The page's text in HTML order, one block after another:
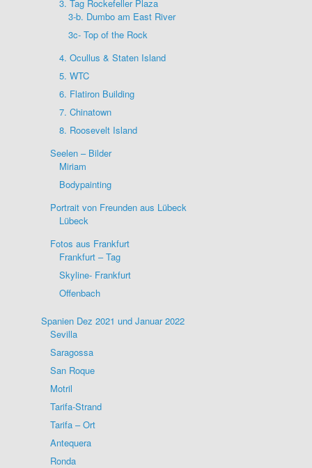
3. Tag Rockefeller Plaza
3-b. Dumbo am East River
3c- Top of the Rock
4. Ocullus & Staten Island
5. WTC
6. Flatiron Building
7. Chinatown
8. Roosevelt Island
Seelen – Bilder
Miriam
Bodypainting
Portrait von Freunden aus Lübeck
Lübeck
Fotos aus Frankfurt
Frankfurt – Tag
Skyline- Frankfurt
Offenbach
Spanien Dez 2021 und Januar 2022
Sevilla
Saragossa
San Roque
Motril
Tarifa-Strand
Tarifa – Ort
Antequera
Ronda